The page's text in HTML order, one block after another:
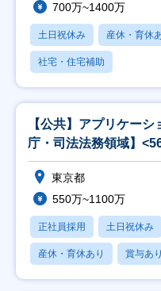
700万~1400万
土日祝休み 産休・育休
社宅・住宅補助
【公共】アプリケー
庁・司法法務領域】
東京都
550万~1100万
正社員採用 土日祝休み
産休・育休あり 賞与あり